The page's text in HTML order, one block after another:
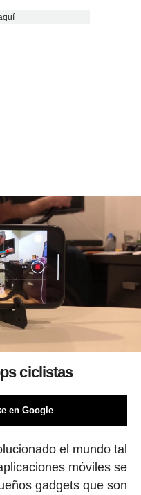
ciclistas
en Google
el mundo tal
móviles se
gadgets que son